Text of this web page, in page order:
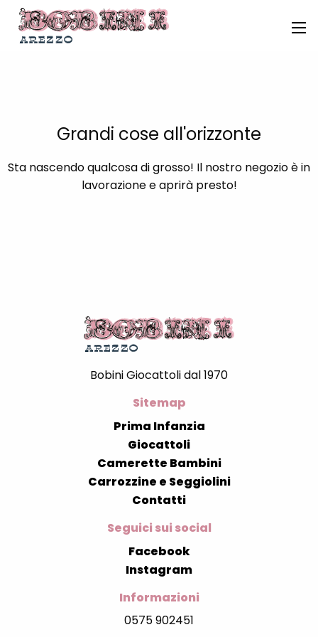
Grandi cose all'orizzonte
Sta nascendo qualcosa di grosso! Il nostro negozio è in
lavorazione e aprirà presto!
Bobini Giocattoli dal 1970
Sitemap
Prima Infanzia
Giocattoli
Camerette Bambini
Carrozzine e Seggiolini
Contatti
Seguici sui social
Facebook
Instagram
Informazioni
0575 902451